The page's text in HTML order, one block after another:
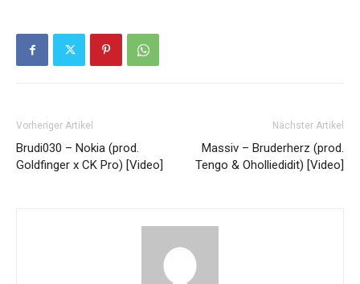
Vorheriger Artikel
Brudi030 – Nokia (prod.
Goldfinger x CK Pro) [Video]
Nächster Artikel
Massiv – Bruderherz (prod.
Tengo & Oholliedidit) [Video]